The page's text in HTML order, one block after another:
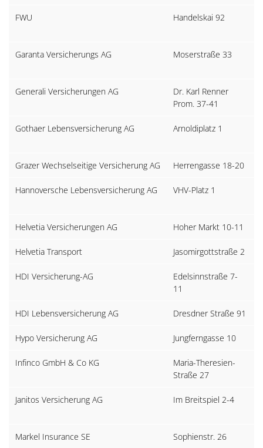
FWU Handelskai 92
Garanta Versicherungs AG Moserstraße 33
Generali Versicherungen AG
Dr. Karl Renner
Prom. 37-41
Gothaer Lebensversicherung AG Arnoldiplatz 1
Grazer Wechselseitige Versicherung AG Herrengasse 18-20
Hannoversche Lebensversicherung AG VHV-Platz 1
Helvetia Versicherungen AG Hoher Markt 10-11
Helvetia Transport Jasomirgottstraße 2
HDI Versicherung-AG
Edelsinnstraße 7-
11
HDI Lebensversicherung AG Dresdner Straße 91
Hypo Versicherung AG Jungferngasse 10
Infinco GmbH & Co KG
Maria-Theresien-
Straße 27
Janitos Versicherung AG Im Breitspiel 2-4
Markel Insurance SE Sophienstr. 26